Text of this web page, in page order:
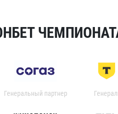
Генеральный партнер